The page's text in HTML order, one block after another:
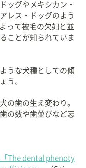
ッグやメキシカン・
レス・ドッグのよう
って被毛の欠如と並
ことが知られていま
うな犬種としての傾
う。
の歯の生え変わり。
の数や歯並びなど忘
「The dental phenoty